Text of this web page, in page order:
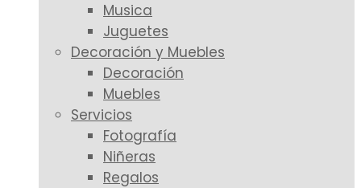
Musica
Juguetes
Decoración y Muebles
Decoración
Muebles
Servicios
Fotografía
Niñeras
Regalos